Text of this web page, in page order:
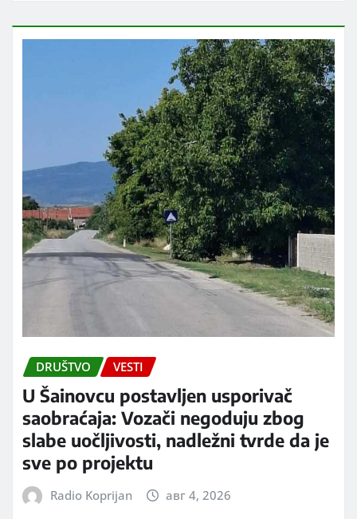
DRUŠTVO VESTI
U Šainovcu postavljen usporivač
saobraćaja: Vozači negoduju zbog
slabe uočljivosti, nadležni tvrde da je
sve po projektu
Radio Koprijan авг 4, 2026